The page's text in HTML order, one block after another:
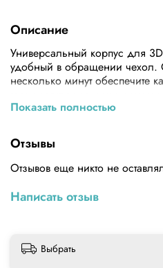
Описание
Универсальный корпус для
удобный в обращении
несколько минут обеспечите
терморегуляцию даже самому
с открытым корпусом. Это
практически со всеми
Не имеет жесткого основания.
Показать полностью
Отзывы
Отзывов еще никто не
Написать отзыв
Выбрать